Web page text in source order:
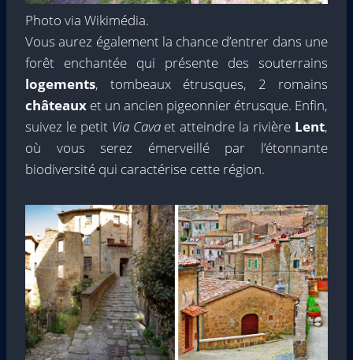
Photo via Wikimédia.
Vous aurez également la chance d’entrer dans une
forêt enchantée qui présente des souterrains
logements, tombeaux étrusques, 2 romains
châteaux et un ancien pigeonnier étrusque. Enfin,
suivez le petit Via Cavaet atteindre la rivière Lent,
où vous serez émerveillé par l’étonnante
biodiversité qui caractérise cette région.